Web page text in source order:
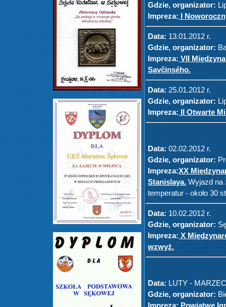
Gdzie, organizator:
Impreza: I
Data: 13.01.2012 r.
Gdzie, organizator:
Impreza: VII
Savčinsého.
Data: 25.01.2012 r.
Gdzie, organizator:
Impreza: II Otwarte
Data: 02.02.2012 r.
Gdzie, organizator:
Impreza:XX
Stanislaya. Wyjazd na
temperatur - około 30
Data: 10.02.2012 r.
Gdzie, organizator:
Impreza: X
wzwyż.
Data: LUTY -
Gdzie, organizator:
Impreza: Powiatwe